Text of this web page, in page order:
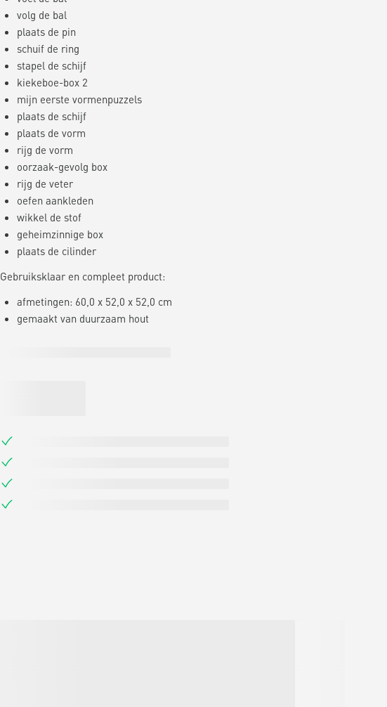
volg de bal
plaats de pin
schuif de ring
stapel de schijf
kiekeboe-box 2
mijn eerste vormenpuzzels
plaats de schijf
plaats de vorm
rijg de vorm
oorzaak-gevolg box
rijg de veter
oefen aankleden
wikkel de stof
geheimzinnige box
plaats de cilinder
Gebruiksklaar en compleet product:
afmetingen: 60,0 x 52,0 x 52,0 cm
gemaakt van duurzaam hout